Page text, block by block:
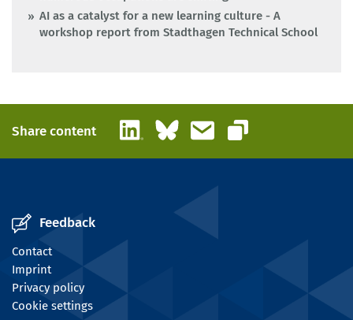
AI as a catalyst for a new learning culture - A
workshop report from Stadthagen Technical School
Share content LinkedInBlueskyEmail
Copy link
Feedback
Contact
Imprint
Privacy policy
Cookie settings